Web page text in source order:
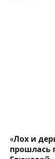
«Лох и
прошлась